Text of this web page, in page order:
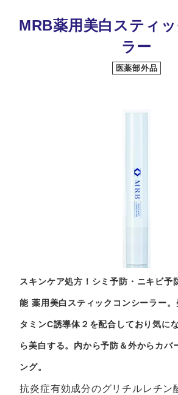
MRB薬用美白スティ
ラー
医薬部外品
スキンケア処方！シミ予防・ニキビ予
能 薬用美白スティックコンシーラー
タミンC誘導体２を配合しており気に
ら美白する。内から予防＆外からカバ
ング。
抗炎症有効成分のグリチルレチン